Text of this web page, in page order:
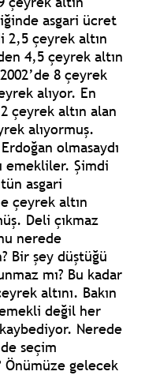
asgari ücret
2,5 çeyrek altın
4,5 çeyrek altın
8 çeyrek
alıyor. En
çeyrek altın alan
alıyormuş.
olmasaydı
emekliler. Şimdi
asgari
çeyrek altın
Deli çıkmaz
nerede
Bir şey düştüğü
mı? Bu kadar
altını. Bakın
değil her
Nerede
seçim
Önümüze gelecek